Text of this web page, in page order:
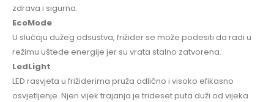
zdrava i sigurna.
EcoMode
U slučaju dužeg odsustva, frižider se može podesiti da radi u
režimu uštede energije jer su vrata stalno zatvorena.
LedLight
LED rasvjeta u frižiderima pruža odlično i visoko efikasno
osvjetljenje. Njen vijek trajanja je trideset puta duži od vijeka